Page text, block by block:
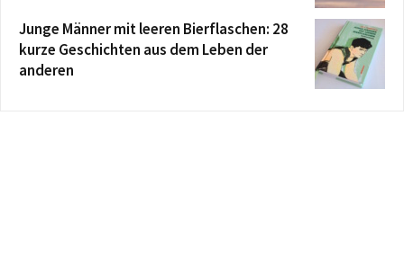
Junge Männer mit leeren Bierflaschen: 28
kurze Geschichten aus dem Leben der
anderen